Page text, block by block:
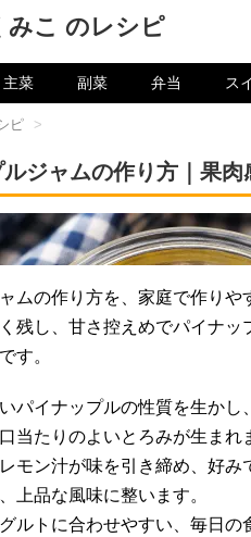
みこ のレシピ
主菜 副菜 弁当 ス
ピ >
ジャムの作り方｜果
チャンネル登録を
ムの作り方を、家庭で作りや
残し、甘さ控えめでパイナ
す。
パイナップルの性質を生か
当たりのよいとろみが生まれ
モン汁が味を引き締め、好
上品な風味に整います。
ルトに合わせやすい、毎日